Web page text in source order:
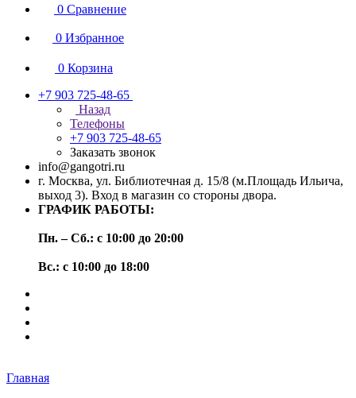
0 Сравнение
0 Избранное
0 Корзина
+7 903 725-48-65
Назад
Телефоны
+7 903 725-48-65
Заказать звонок
info@gangotri.ru
г. Москва, ул. Библиотечная д. 15/8 (м.Площадь Ильича,
выход 3). Вход в магазин со стороны двора.
ГРАФИК РАБОТЫ:
Пн. – Сб.: с 10:00 до 20:00
Вс.: с 10:00 до 18:00
Главная